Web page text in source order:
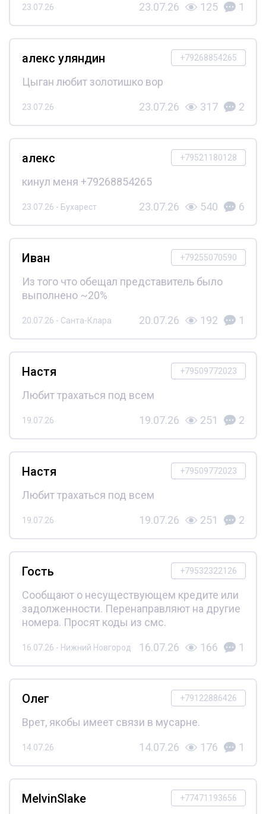
23.07.26 23.07.26 125 1
+79268854265
алекс уляндин
Цыган любит золотишко вор
23.07.26 23.07.26 317 2
+79521180128
алекс
кинул меня +79268854265
23.07.26 - Бухарест 23.07.26 540 6
+79255070590
Иван
Из того что обещал представитель было
выполнено ~20%
20.07.26 - Санта-Клара 20.07.26 192 1
+79509772023
Настя
Любит трахаться под всем
19.07.26 19.07.26 251 2
+79509772023
Настя
Любит трахаться под всем
19.07.26 19.07.26 251 2
+79532322126
Гость
Сообщают о несуществующем кредите или
задолженности. Перенаправляют на другие
номера. Просят коды из смс.
16.07.26 - Нижний Новгород 16.07.26 166 1
+79122886426
Олег
Врет, якобы имеет связи в мусарне.
14.07.26 14.07.26 176 1
+77471193656
MelvinSlake